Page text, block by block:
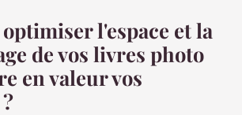
l'espace et la
de vos livres photo
en valeur vos